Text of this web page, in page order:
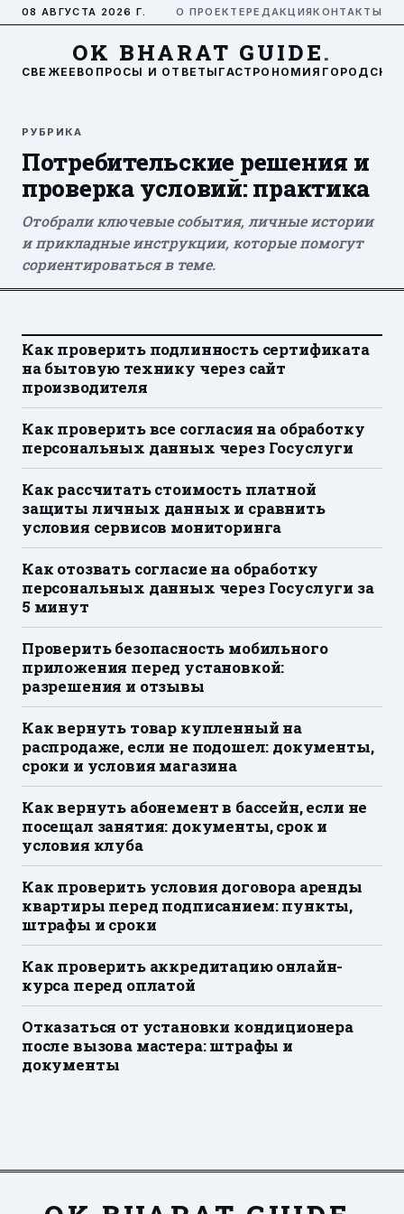
08 АВГУСТА 2026 Г. О ПРОЕКТЕРЕДАКЦИЯКОНТАКТЫ
OK BHARAT GUIDE.
СВЕЖЕЕ ВОПРОСЫ И ОТВЕТЫ ГАСТРОНОМИЯ
РУБРИКА
Потребительские решения и
проверка условий: практика
Отобрали ключевые события, личные истории
и прикладные инструкции, которые помогут
сориентироваться в теме.
Как проверить подлинность сертификата
на бытовую технику через сайт
производителя
Как проверить все согласия на обработку
персональных данных через Госуслуги
Как рассчитать стоимость платной
защиты личных данных и сравнить
условия сервисов мониторинга
Как отозвать согласие на обработку
персональных данных через Госуслуги за
5 минут
Проверить безопасность мобильного
приложения перед установкой:
разрешения и отзывы
Как вернуть товар купленный на
распродаже, если не подошел: документы,
сроки и условия магазина
Как вернуть абонемент в бассейн, если не
посещал занятия: документы, срок и
условия клуба
Как проверить условия договора аренды
квартиры перед подписанием: пункты,
штрафы и сроки
Как проверить аккредитацию онлайн-
курса перед оплатой
Отказаться от установки кондиционера
после вызова мастера: штрафы и
документы